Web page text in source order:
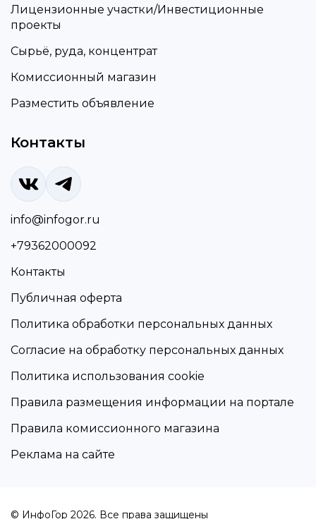
Лицензионные участки/Инвестиционные
проекты
Сырьё, руда, концентрат
Комиссионный магазин
Разместить объявление
Контакты
info@infogor.ru
+79362000092
Контакты
Публичная оферта
Политика обработки персональных данных
Согласие на обработку персональных данных
Политика использования cookie
Правила размещения информации на портале
Правила комиссионного магазина
Реклама на сайте
© ИнфоГор 2026. Все права защищены